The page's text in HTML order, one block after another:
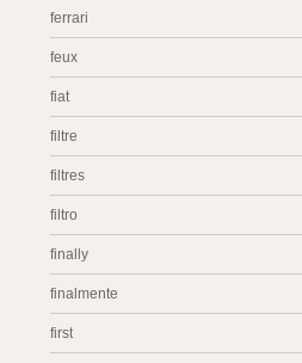
ferrari
feux
fiat
filtre
filtres
filtro
finally
finalmente
first